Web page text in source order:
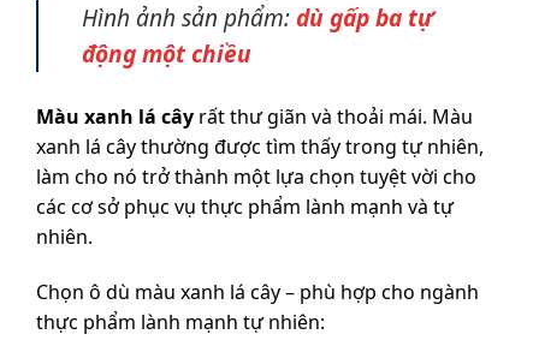
Hình ảnh sản phẩm:dù gấp ba tự
động một chiều
Màu xanh lá cây rất thư giãn và thoải mái. Màu
xanh lá cây thường được tìm thấy trong tự nhiên,
làm cho nó trở thành một lựa chọn tuyệt vời cho
các cơ sở phục vụ thực phẩm lành mạnh và tự
nhiên.
Chọn ô dù màu xanh lá cây – phù hợp cho ngành
thực phẩm lành mạnh tự nhiên: